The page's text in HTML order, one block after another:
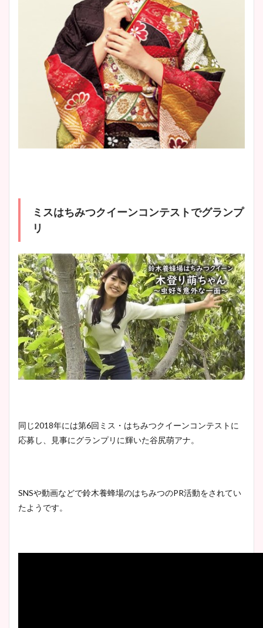
ミスはちみつクイーンコンテストでグランプ
リ
同じ2018年には第6回ミス・はちみつクイーンコンテストに
応募し、見事にグランプリに輝いた谷尻萌アナ。
SNSや動画などで鈴木養蜂場のはちみつのPR活動をされてい
たようです。